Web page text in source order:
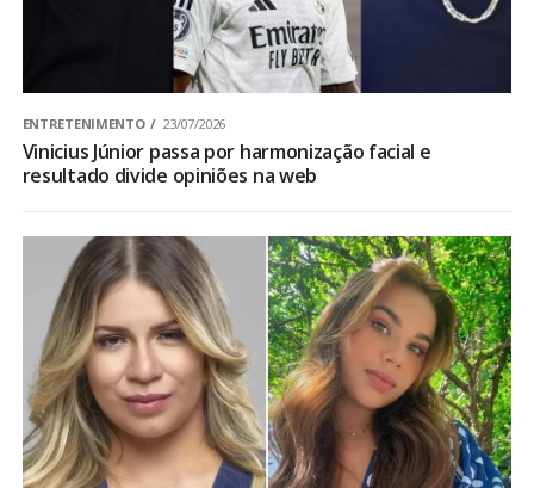
ENTRETENIMENTO 23/07/2026
Vinicius Júnior passa por harmonização facial e
resultado divide opiniões na web